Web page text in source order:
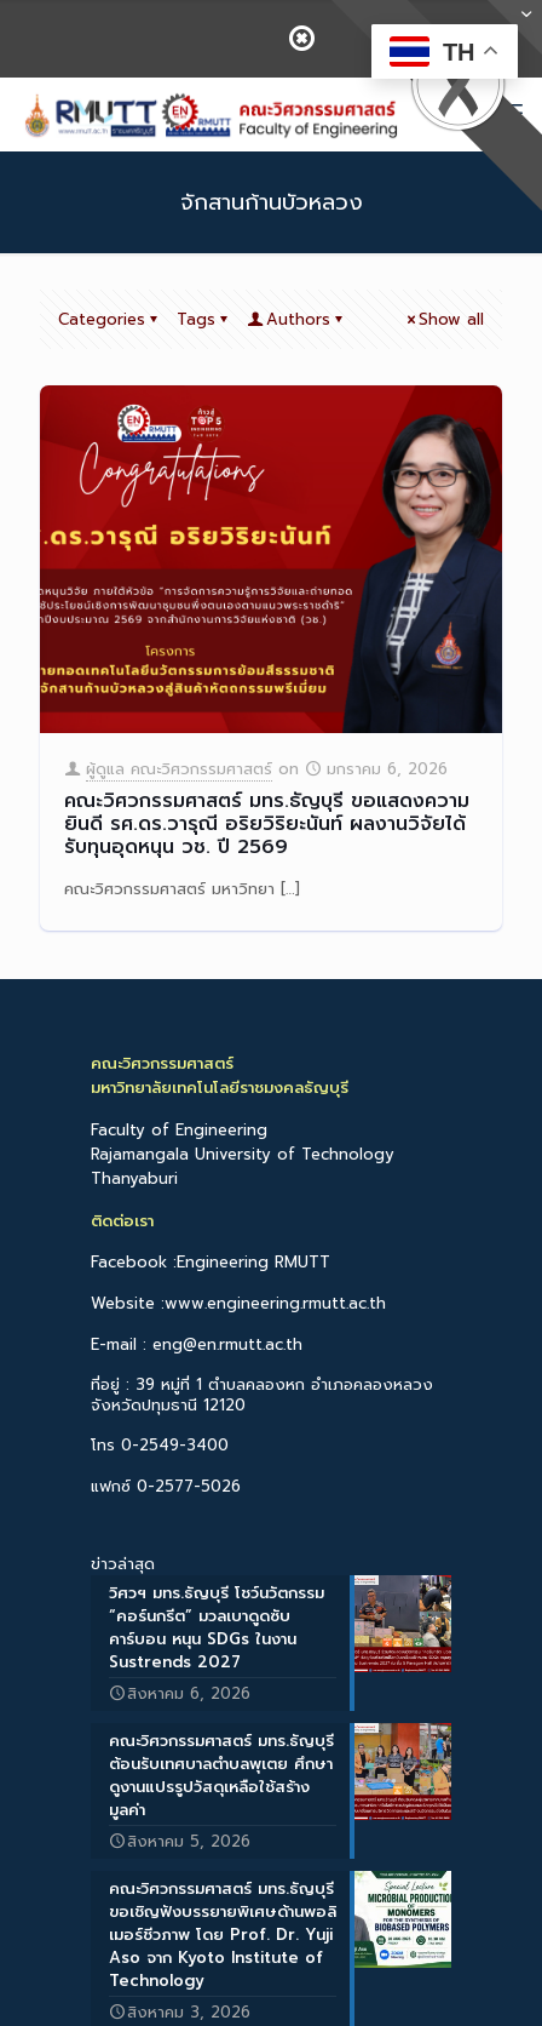
จักสานก้านบัวหลวง
Categories Tags Authors Show all
ผู้ดูแล คณะวิศวกรรมศาสตร์ on มกราคม 6, 2026
คณะวิศวกรรมศาสตร์ มทร.ธัญบุรี ขอแสดงความ
ยินดี รศ.ดร.วารุณี อริยวิริยะนันท์ ผลงานวิจัยได้
รับทุนอุดหนุน วช. ปี 2569
คณะวิศวกรรมศาสตร์ มหาวิทยา […]
คณะวิศวกรรมศาสตร์
มหาวิทยาลัยเทคโนโลยีราชมงคลธัญบุรี
Faculty of Engineering
Rajamangala University of Technology
Thanyaburi
ติดต่อเรา
Facebook :Engineering RMUTT
Website :www.engineering.rmutt.ac.th
E-mail : eng@en.rmutt.ac.th
ที่อยู่ : 39 หมู่ที่ 1 ตำบลคลองหก อำเภอคลองหลวง
จังหวัดปทุมธานี 12120
โทร 0-2549-3400
แฟกซ์ 0-2577-5026
ข่าวล่าสุด
วิศวฯ มทร.ธัญบุรี โชว์นวัตกรรม
“คอร์นกรีต” มวลเบาดูดซับ
คาร์บอน หนุน SDGs ในงาน
Sustrends 2027
สิงหาคม 6, 2026
คณะวิศวกรรมศาสตร์ มทร.ธัญบุรี
ต้อนรับเทศบาลตำบลพุเตย ศึกษา
ดูงานแปรรูปวัสดุเหลือใช้สร้าง
มูลค่า
สิงหาคม 5, 2026
คณะวิศวกรรมศาสตร์ มทร.ธัญบุรี
ขอเชิญฟังบรรยายพิเศษด้านพอลิ
เมอร์ชีวภาพ โดย Prof. Dr. Yuji
Aso จาก Kyoto Institute of
Technology
สิงหาคม 3, 2026
TH